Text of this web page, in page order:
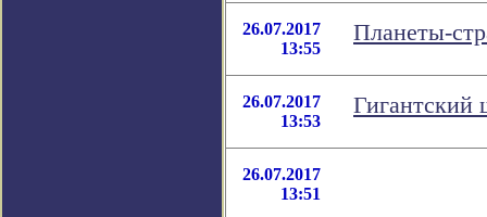
26.07.2017
13:55
Планеты-
26.07.2017
13:53
Гигантский
26.07.2017
13:51